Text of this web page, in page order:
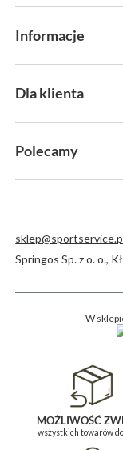
Informacje
Dla klienta
Polecamy
Springos Sp. z o. o.,
W
MOŻLIWOŚĆ
wszystkich towarów